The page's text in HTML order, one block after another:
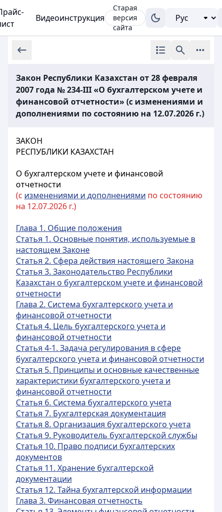
Видеоинструкция
Старая
версия
сайта
Закон Республики Казахстан от 28 февраля
2007 года № 234-III «О бухгалтерском учете и
финансовой отчетности» (с изменениями и
дополнениями по состоянию на 12.07.2026 г.)
ЗАКОН
РЕСПУБЛИКИ КАЗАХСТАН
О бухгалтерском учете и финансовой
отчетности
(с изменениями и дополнениями по состоянию
на 12.07.2026 г.)
Глава 1. Общие положения
Статья 1. Основные понятия, используемые в
настоящем Законе
Статья 2. Сфера действия настоящего Закона
Статья 3. Законодательство Республики
Казахстан о бухгалтерском учете и финансовой
отчетности
Глава 2. Система бухгалтерского учета и
финансовой отчетности
Статья 4. Цель бухгалтерского учета и
финансовой отчетности
Статья 4-1. Задача регулирования в сфере
бухгалтерского учета и финансовой отчетности
Статья 5. Принципы и основные качественные
характеристики бухгалтерского учета и
финансовой отчетности
Статья 6. Система бухгалтерского учета
Статья 7. Бухгалтерская документация
Статья 8. Организация бухгалтерского учета
Статья 9. Руководитель бухгалтерской службы
Статья 10. Право подписи бухгалтерских
документов
Статья 11. Хранение бухгалтерской
документации
Статья 12. Тайна бухгалтерской информации
Глава 3. Финансовая отчетность